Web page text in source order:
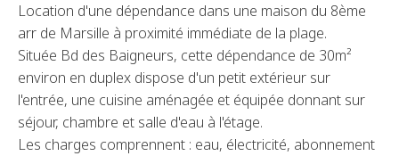
Location d'une dépendance dans une maison du 8ème
arr de Marsille à proximité immédiate de la plage.
Située Bd des Baigneurs, cette dépendance de 30m²
environ en duplex dispose d'un petit extérieur sur
l'entrée, une cuisine aménagée et équipée donnant sur
séjour, chambre et salle d'eau à l'étage.
Les charges comprennent : eau, électricité, abonnement